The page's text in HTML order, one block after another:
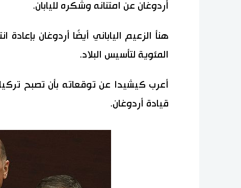
أردوغان عن امتنانه وشكره لليابان.
هنأ الزعيم الياباني أيضًا أردوغان
المئوية لتأسيس البلاد.
قيادة أردوغان.